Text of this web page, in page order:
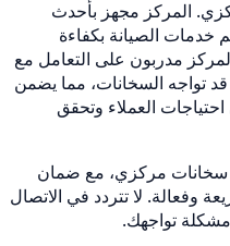
المركز مجهز بأحدث
خدمات الصيانة بكفاءة
مدربون على التعامل مع
تواجه السخانات، مما يضمن
العملاء وتحقق
سخانات مركزي، مع ضمان
وفعالة. لا تتردد في الاتصال
تواجهك.